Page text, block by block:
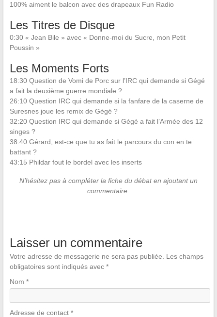
100% aiment le balcon avec des drapeaux Fun Radio
Les Titres de Disque
0:30 « Jean Bile » avec « Donne-moi du Sucre, mon Petit
Poussin »
Les Moments Forts
18:30 Question de Vomi de Porc sur l’IRC qui demande si Gégé
a fait la deuxième guerre mondiale ?
26:10 Question IRC qui demande si la fanfare de la caserne de
Suresnes joue les remix de Gégé ?
32:20 Question IRC qui demande si Gégé a fait l’Armée des 12
singes ?
38:40 Gérard, est-ce que tu as fait le parcours du con en te
battant ?
43:15 Phildar fout le bordel avec les inserts
N’hésitez pas à compléter la fiche du débat en ajoutant un
commentaire.
Laisser un commentaire
Votre adresse de messagerie ne sera pas publiée.
Les champs
obligatoires sont indiqués avec *
Nom *
Adresse de contact *